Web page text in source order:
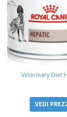
Veterinary Diet
VEDI